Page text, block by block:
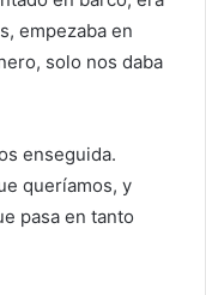
empezaba en
solo nos daba
enseguida.
queríamos, y
pasa en tanto